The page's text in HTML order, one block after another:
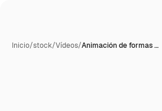
Inicio/stock/Vídeos/Animación de formas …